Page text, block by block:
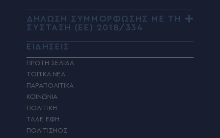
ΔΗΛΩΣΗ ΣΥΜΜΟΡΦΩΣΗΣ ΜΕ ΤΗ
ΣΥΣΤΑΣΗ (ΕΕ) 2018/334
ΕΙΔΗΣΕΙΣ
ΠΡΩΤΗ ΣΕΛΙΔΑ
ΤΟΠΙΚΑ ΝΕΑ
ΠΑΡΑΠΟΛΙΤΙΚΑ
ΚΟΙΝΩΝΙΑ
ΠΟΛΙΤΙΚΗ
ΤΑΔΕ ΕΦΗ
ΠΟΛΙΤΙΣΜΟΣ